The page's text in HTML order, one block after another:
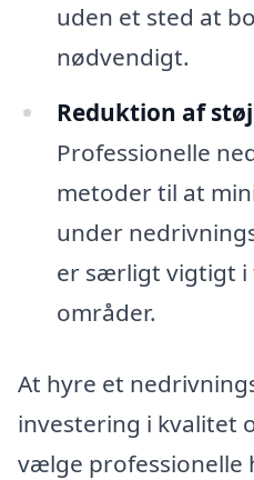
uden et sted at
nødvendigt.
Reduktion af
Professionelle
metoder til at
under
er særligt vigtigt
områder.
At hyre et
investering i kvalitet
vælge